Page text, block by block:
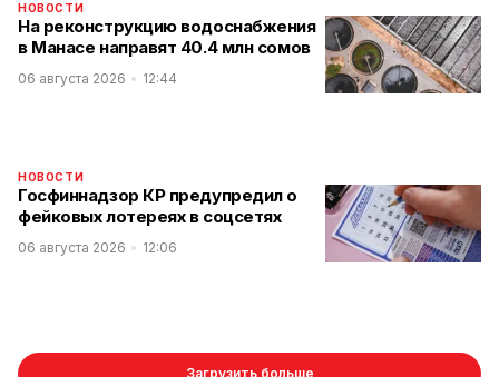
НОВОСТИ
На реконструкцию водоснабжения
в Манасе направят 40.4 млн сомов
06 августа 2026 12:44
НОВОСТИ
Госфиннадзор КР предупредил о
фейковых лотереях в соцсетях
06 августа 2026 12:06
Загрузить больше